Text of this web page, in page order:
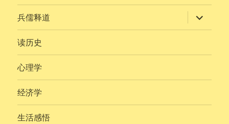
兵儒释道 展
开
子
读历史
心理学
经济学
生活感悟